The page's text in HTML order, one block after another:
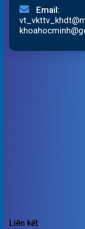
Email:
Liên kết